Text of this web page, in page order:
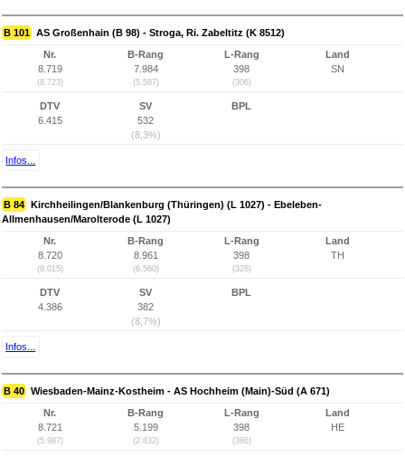
B 101 AS Großenhain (B 98) - Stroga, Ri. Zabeltitz (K 8512)
Nr.
8.719
(8.723)
B-Rang
7.984
(5.587)
L-Rang
398
(306)
Land
SN
DTV
6.415
SV
532
(8,3%)
BPL
Infos...
B 84 Kirchheilingen/Blankenburg (Thüringen) (L 1027) - Ebeleben-
Allmenhausen/Marolterode (L 1027)
Nr.
8.720
(8.015)
B-Rang
8.961
(6.560)
L-Rang
398
(328)
Land
TH
DTV
4.386
SV
382
(8,7%)
BPL
Infos...
B 40 Wiesbaden-Mainz-Kostheim - AS Hochheim (Main)-Süd (A 671)
Nr.
8.721
(5.987)
B-Rang
5.199
(2.832)
L-Rang
398
(386)
Land
HE